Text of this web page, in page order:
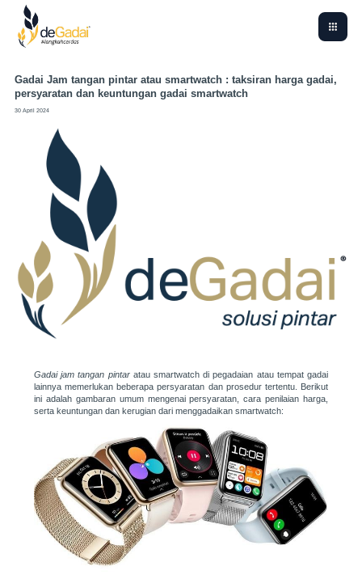
Gadai Jam tangan pintar atau smartwatch : taksiran harga gadai,
persyaratan dan keuntungan gadai smartwatch
30 April 2024
Gadai jam tangan pintaratau smartwatch di pegadaian atau tempat gadai
lainnya memerlukan beberapa persyaratan dan prosedur tertentu. Berikut
ini adalah gambaran umum mengenai persyaratan, cara penilaian harga,
serta keuntungan dan kerugian dari menggadaikan smartwatch: